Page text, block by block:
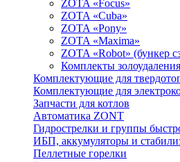
ZOTA «Focus»
ZOTA «Cuba»
ZOTA «Pony»
ZOTA «Maxima»
ZOTA «Robot» (бункер
Комплекты
Комплектующие для
Комплектующие для
Запчасти для котлов
Автоматика ZONT
Гидрострелки и группы
ИБП, аккумуляторы и
Пеллетные горелки